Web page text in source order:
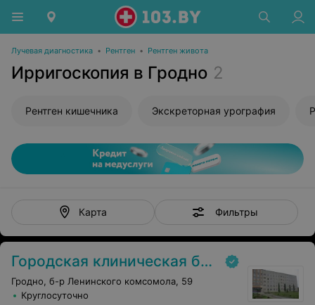
Лучевая диагностика • Рентген • Рентген живота
Ирригоскопия в Гродно 2
Рентген кишечника Экскреторная урография
Карта Фильтры
Городская клиническая больница №3 г. Гродно
Гродно, б-р Ленинского комсомола, 59
Круглосуточно